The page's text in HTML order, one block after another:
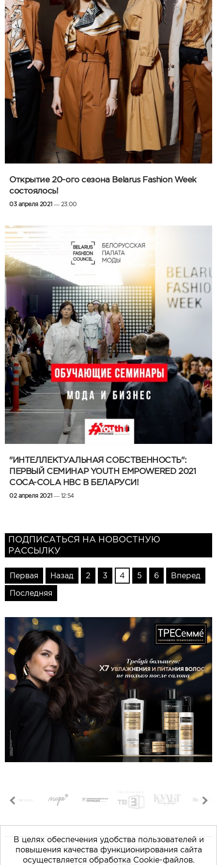
Открытие 20-ого сезона Belarus Fashion Week
состоялось!
03 апреля 2021 — 23:00
"ИНТЕЛЛЕКТУАЛЬНАЯ СОБСТВЕННОСТЬ":
ПЕРВЫЙ СЕМИНАР YOUTH EMPOWERED 2021
COCA-COLA HBC В БЕЛАРУСИ!
02 апреля 2021 — 12:54
ПОДПИСАТЬСЯ НА НОВОСТНУЮ
РАССЫЛКУ
Первая Назад 2 3 4 5 6
Вперед
Последняя
РЕСПУБЛИКАНСКАЯ ОБЩЕСТВЕННАЯ ОРГАНИЗАЦИЯ
«БЕЛОРУССКАЯ ПАЛАТА МОДЫ»
BELFASHIONCOUNCIL@GMAIL.COM
В целях обеспечения удобства пользователей и
повышения качества функционирования сайта
осуществляется обработка Cookie-файлов.